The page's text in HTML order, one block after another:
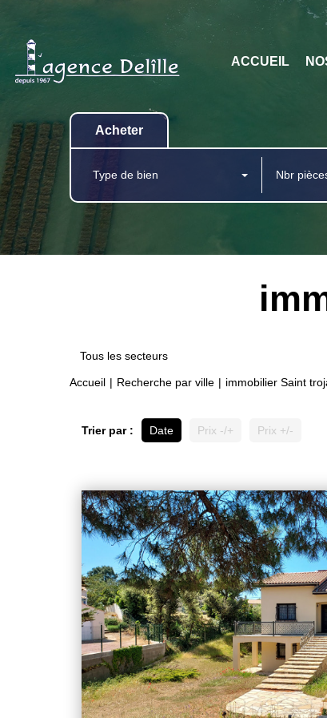
ACCUEIL
Acheter
Type de bien
Tous les secteurs
Accueil Recherche par ville immobilier Saint
Trier par : Date Prix -/+ Prix +/-